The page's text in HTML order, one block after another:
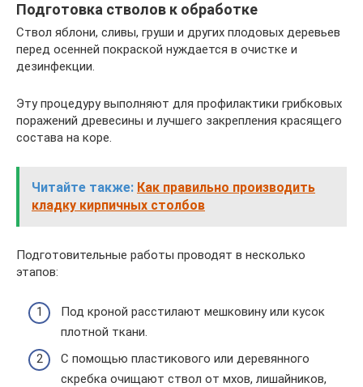
Подготовка стволов к обработке
Ствол яблони, сливы, груши и других плодовых деревьев
перед осенней покраской нуждается в очистке и
дезинфекции.
Эту процедуру выполняют для профилактики грибковых
поражений древесины и лучшего закрепления красящего
состава на коре.
Читайте также: Как правильно производить
кладку кирпичных столбов
Подготовительные работы проводят в несколько
этапов:
Под кроной расстилают мешковину или кусок
плотной ткани.
С помощью пластикового или деревянного
скребка очищают ствол от мхов, лишайников,